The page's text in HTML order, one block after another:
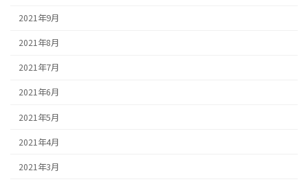
2021年9月
2021年8月
2021年7月
2021年6月
2021年5月
2021年4月
2021年3月